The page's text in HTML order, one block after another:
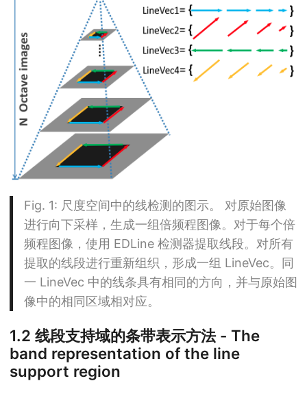
Fig. 1: 尺度空间中的线检测的图示。 对原始图像
进行向下采样，生成一组倍频程图像。对于每个倍
频程图像，使用 EDLine 检测器提取线段。对所有
提取的线段进行重新组织，形成一组 LineVec。同
一 LineVec 中的线条具有相同的方向，并与原始图
像中的相同区域相对应。
1.2 线段支持域的条带表示方法 - The
band representation of the line
support region